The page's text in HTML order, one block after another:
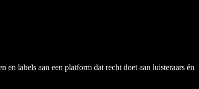
labels aan een platform dat recht doet aan luisteraars én